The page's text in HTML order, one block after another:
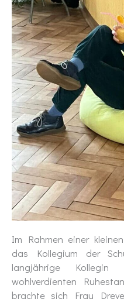
Im Rahmen einer
das Kollegium der
langjährige
wohlverdienten
brachte sich Frau